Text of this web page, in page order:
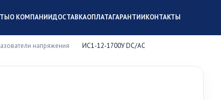
О КОМПАНИИДОСТАВКАОПЛАТАГАРАНТИИКОНТАКТЫ
напряжения ИС1-12-1700У DC/AC